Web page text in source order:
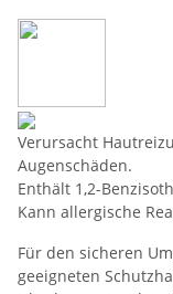
Verursacht
Augenschäden.
Enthält 1,2-
Kann allergische
Für den sicheren
geeigneten